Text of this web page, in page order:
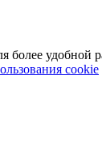
более удобной
cookie